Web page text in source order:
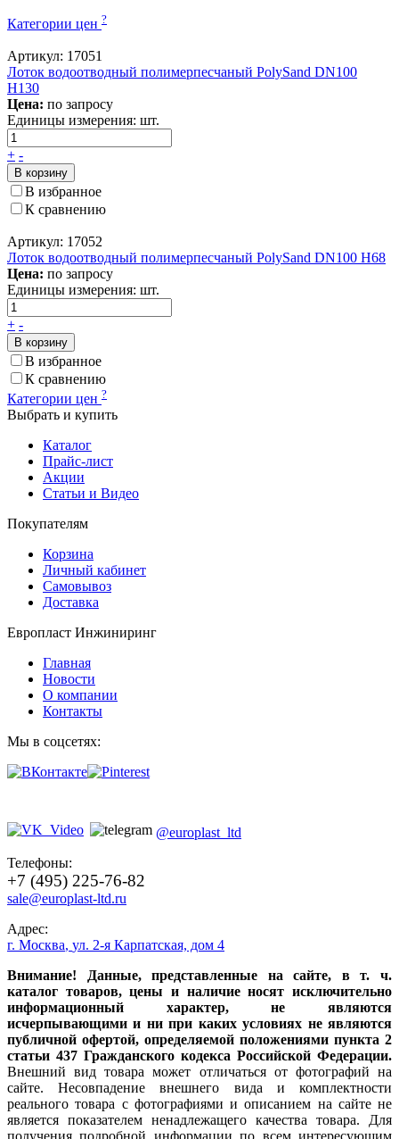
Категории цен ?
Артикул: 17051
Лоток водоотводный полимерпесчаный PolySand DN100
H130
Цена: по запросу
Единицы измерения: шт.
+ -
В корзину
В избранное
К сравнению
Артикул: 17052
Лоток водоотводный полимерпесчаный PolySand DN100 H68
Цена: по запросу
Единицы измерения: шт.
+ -
В корзину
В избранное
К сравнению
Категории цен ?
Выбрать и купить
Каталог
Прайс-лист
Акции
Статьи и Видео
Покупателям
Корзина
Личный кабинет
Самовывоз
Доставка
Европласт Инжиниринг
Главная
Новости
О компании
Контакты
Мы в соцсетях:
@europlast_ltd
Телефоны:
+7 (495) 225-76-82
sale@europlast-ltd.ru
Адрес:
г. Москва, ул. 2-я Карпатская, дом 4
Внимание! Данные, представленные на сайте, в т. ч.
каталог товаров, цены и наличие носят исключительно
информационный характер, не являются
исчерпывающими и ни при каких условиях не являются
публичной офертой, определяемой положениями пункта 2
статьи 437 Гражданского кодекса Российской Федерации.
Внешний вид товара может отличаться от фотографий на
сайте. Несовпадение внешнего вида и комплектности
реального товара с фотографиями и описанием на сайте не
является показателем ненадлежащего качества товара. Для
получения подробной информации по всем интересующим